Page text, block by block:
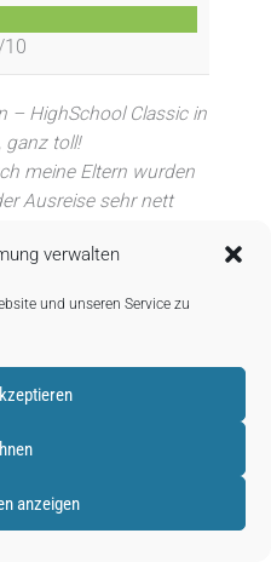
verwalten
und unseren Service zu
anzeigen
10
– HighSchool Classic in
ganz toll!
meine Eltern wurden
Ausreise sehr nett
und ihrer
dass meine